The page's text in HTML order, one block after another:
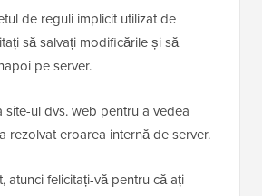
de reguli implicit utilizat de
să salvați modificările și să
pe server.
site-ul dvs. web pentru a vedea
rezolvat eroarea internă de server.
atunci felicitați-vă pentru că ați